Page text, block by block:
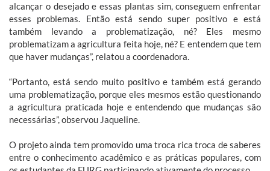
alcançar o desejado e essas plantas sim, conseguem enfrentar
esses problemas. Então está sendo super positivo e está
também levando a problematização, né? Eles mesmo
problematizam a agricultura feita hoje, né? E entendem que tem
que haver mudanças”, relatou a coordenadora.
“Portanto, está sendo muito positivo e também está gerando
uma problematização, porque eles mesmos estão questionando
a agricultura praticada hoje e entendendo que mudanças são
necessárias”, observou Jaqueline.
O projeto ainda tem promovido uma troca rica troca de saberes
entre o conhecimento acadêmico e as práticas populares, com